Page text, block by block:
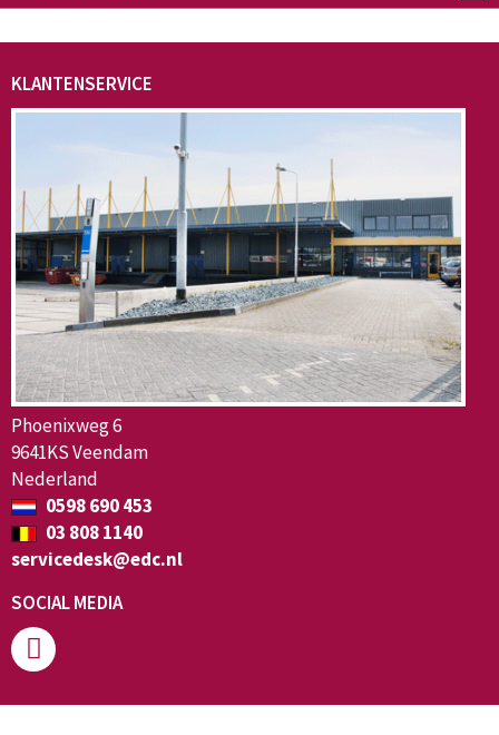
KLANTENSERVICE
Phoenixweg 6
9641KS Veendam
Nederland
0598 690 453
03 808 1140
servicedesk@edc.nl
SOCIAL MEDIA